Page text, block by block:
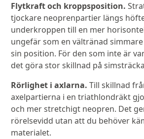
Flytkraft och kroppsposition.
tjockare neoprenpartier längs
underkroppen till en mer
ungefär som en vältränad
sin position. För den som inte är
det göra stor skillnad på
Rörlighet i axlarna. Till skillnad
axelpartierna i en triathlondräkt
och mer stretchigt neopren. Det
rörelsevidd utan att du behöver
materialet.